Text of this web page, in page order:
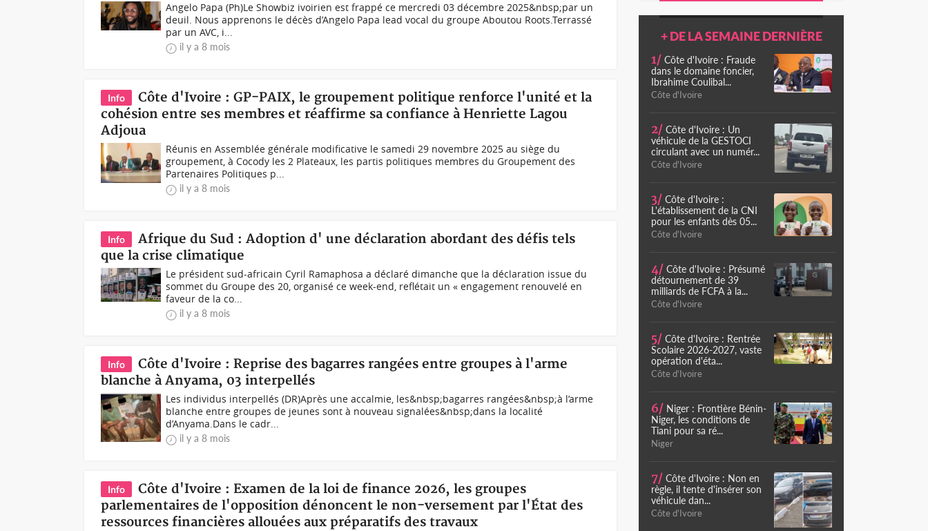
Angelo Papa (Ph)Le Showbiz ivoirien est frappé ce mercredi 03 décembre 2025&nbsp;par un
deuil. Nous apprenons le décès d’Angelo Papa lead vocal du groupe Aboutou Roots.Terrassé
par un AVC, i...
il y a 8 mois
Info
Côte d'Ivoire : GP-PAIX, le groupement politique renforce l'unité et la
cohésion entre ses membres et réaffirme sa confiance à Henriette Lagou
Adjoua
Réunis en Assemblée générale modificative le samedi 29 novembre 2025 au siège du
groupement, à Cocody les 2 Plateaux, les partis politiques membres du Groupement des
Partenaires Politiques p...
il y a 8 mois
Info
Afrique du Sud : Adoption d' une déclaration abordant des défis tels
que la crise climatique
Le président sud-africain Cyril Ramaphosa a déclaré dimanche que la déclaration issue du
sommet du Groupe des 20, organisé ce week-end, reflétait un « engagement renouvelé en
faveur de la co...
il y a 8 mois
Info
Côte d'Ivoire : Reprise des bagarres rangées entre groupes à l'arme
blanche à Anyama, 03 interpellés
Les individus interpellés (DR)Après une accalmie, les&nbsp;bagarres rangées&nbsp;à l’arme
blanche entre groupes de jeunes sont à nouveau signalées&nbsp;dans la localité
d’Anyama.Dans le cadr...
il y a 8 mois
Info
Côte d'Ivoire : Examen de la loi de finance 2026, les groupes
parlementaires de l'opposition dénoncent le non-versement par l'État des
ressources financières allouées aux préparatifs des travaux
+ DE LA SEMAINE DERNIÈRE
1/ Côte d'Ivoire : Fraude
dans le domaine foncier,
Ibrahime Coulibal...
Côte d'Ivoire
2/ Côte d'Ivoire : Un
véhicule de la GESTOCI
circulant avec un numér...
Côte d'Ivoire
3/ Côte d'Ivoire :
L'établissement de la CNI
pour les enfants dès 05...
Côte d'Ivoire
4/ Côte d'Ivoire : Présumé
détournement de 39
milliards de FCFA à la...
Côte d'Ivoire
5/ Côte d'Ivoire : Rentrée
Scolaire 2026-2027, vaste
opération d'éta...
Côte d'Ivoire
6/ Niger : Frontière Bénin-
Niger, les conditions de
Tiani pour sa ré...
Niger
7/ Côte d'Ivoire : Non en
règle, il tente d'insérer son
véhicule dan...
Côte d'Ivoire